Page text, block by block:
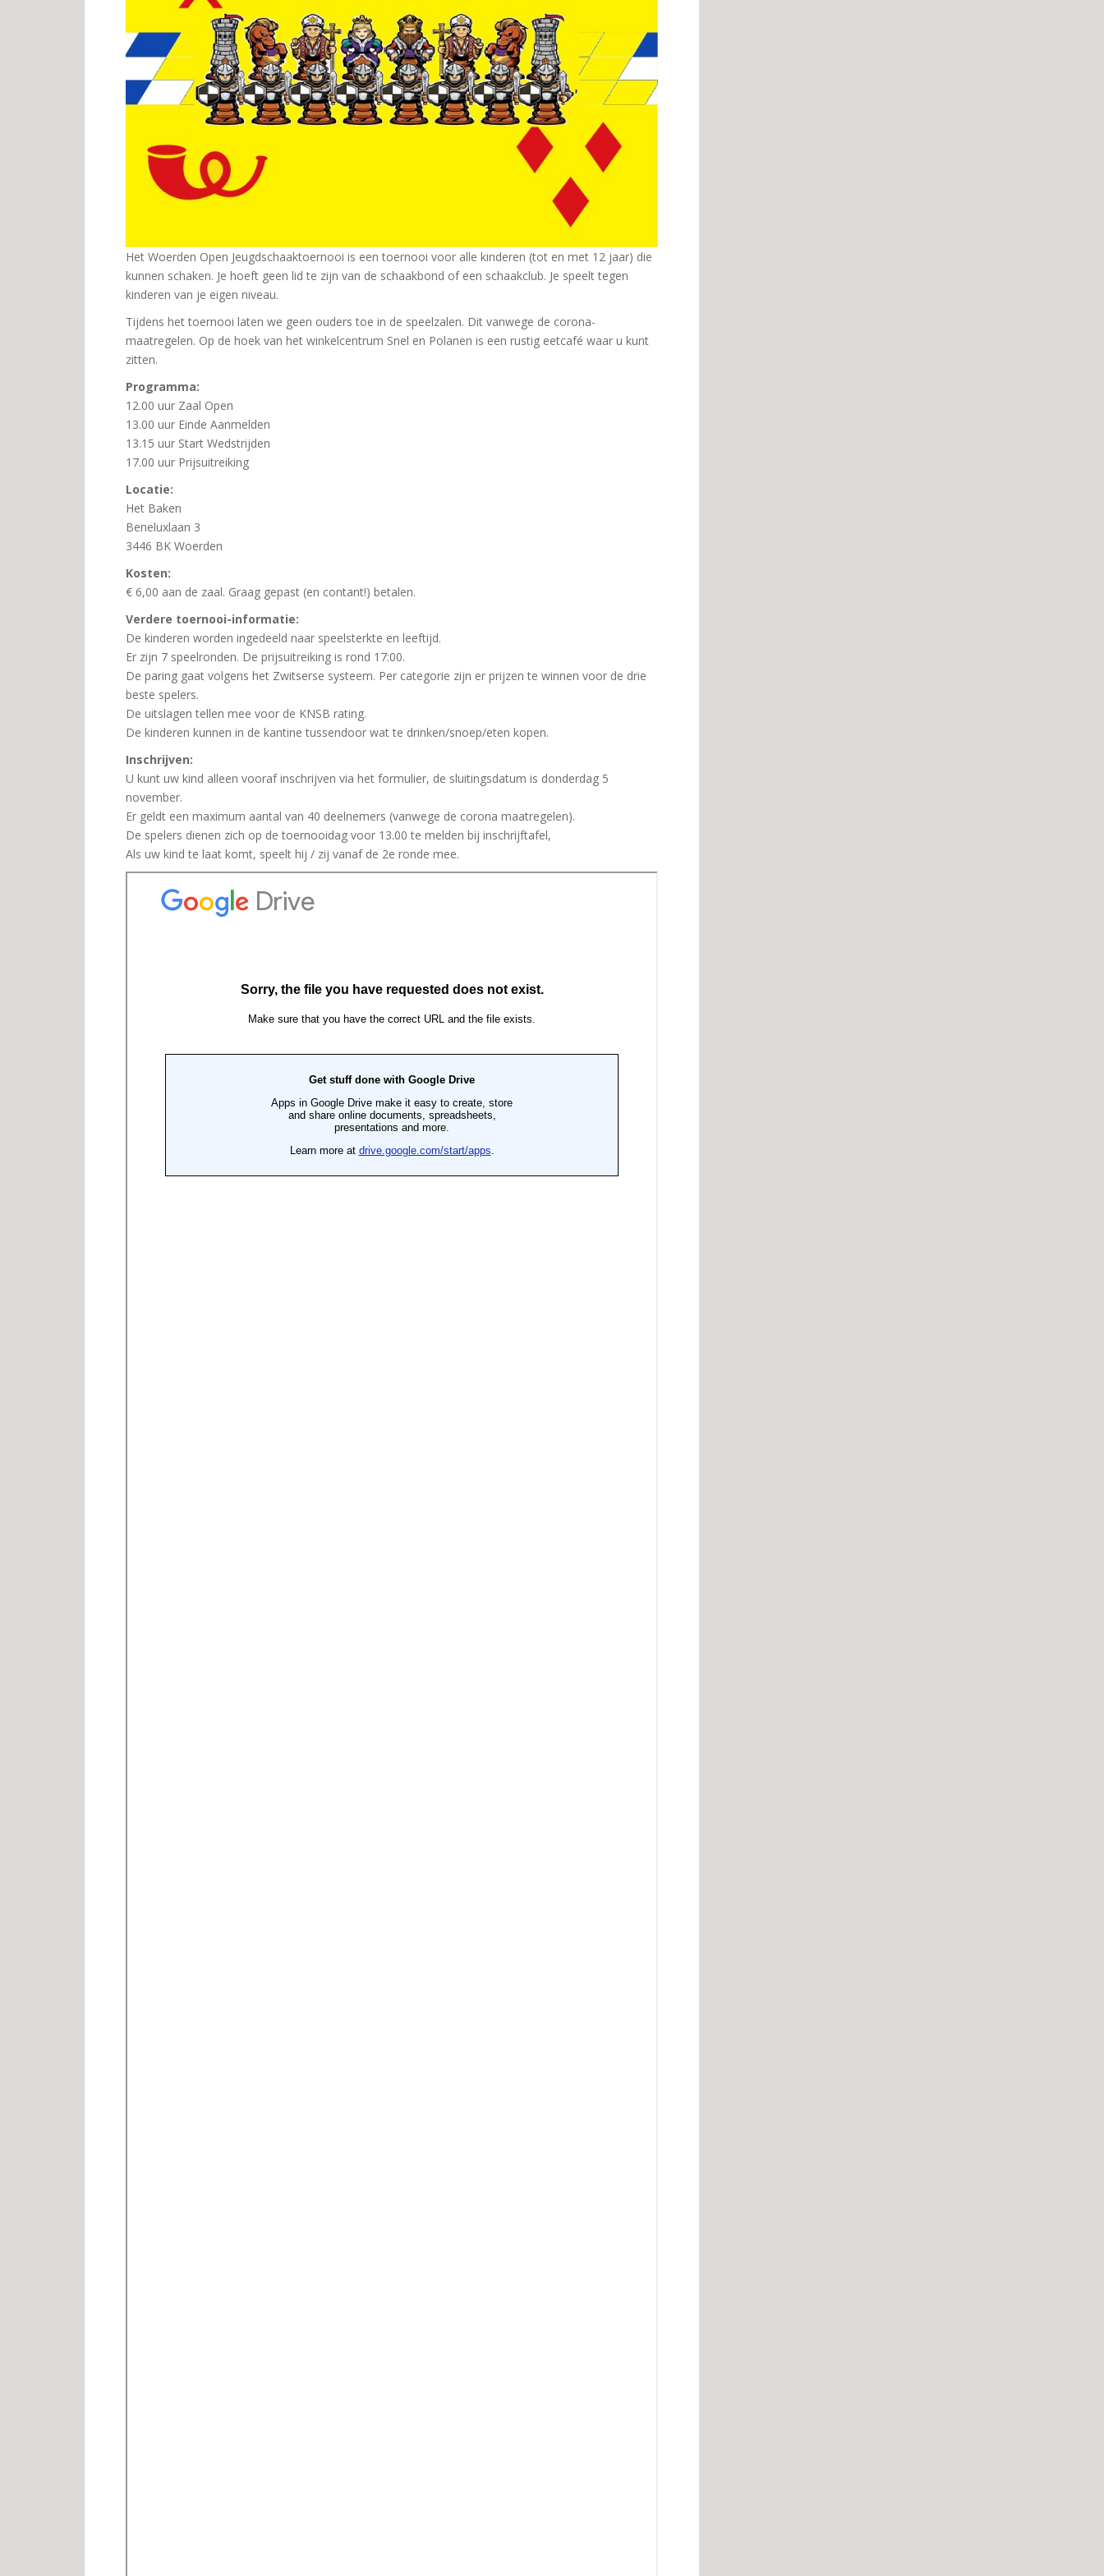
Het Woerden Open Jeugdschaaktoernooi is een toernooi voor alle kinderen (tot en met 12 jaar) die
kunnen schaken. Je hoeft geen lid te zijn van de schaakbond of een schaakclub. Je speelt tegen
kinderen van je eigen niveau.
Tijdens het toernooi laten we geen ouders toe in de speelzalen. Dit vanwege de corona-
maatregelen. Op de hoek van het winkelcentrum Snel en Polanen is een rustig eetcafé waar u kunt
zitten.
Programma:
12.00 uur Zaal Open
13.00 uur Einde Aanmelden
13.15 uur Start Wedstrijden
17.00 uur Prijsuitreiking
Locatie:
Het Baken
Beneluxlaan 3
3446 BK Woerden
Kosten:
€ 6,00 aan de zaal. Graag gepast (en contant!) betalen.
Verdere toernooi-informatie:
De kinderen worden ingedeeld naar speelsterkte en leeftijd.
Er zijn 7 speelronden. De prijsuitreiking is rond 17:00.
De paring gaat volgens het Zwitserse systeem. Per categorie zijn er prijzen te winnen voor de drie
beste spelers.
De uitslagen tellen mee voor de KNSB rating.
De kinderen kunnen in de kantine tussendoor wat te drinken/snoep/eten kopen.
Inschrijven:
U kunt uw kind alleen vooraf inschrijven via het formulier, de sluitingsdatum is donderdag 5
november.
Er geldt een maximum aantal van 40 deelnemers (vanwege de corona maatregelen).
De spelers dienen zich op de toernooidag voor 13.00 te melden bij inschrijftafel,
Als uw kind te laat komt, speelt hij / zij vanaf de 2e ronde mee.